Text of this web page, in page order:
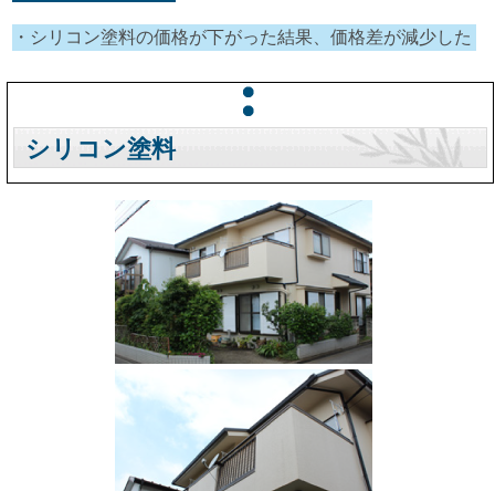
・シリコン塗料の価格が下がった結果、価格差が減少した
シリコン塗料